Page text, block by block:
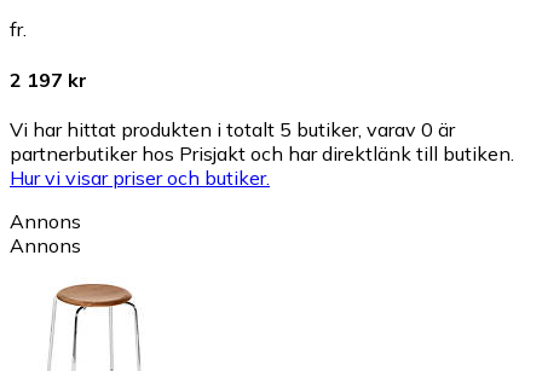
fr.
2 197 kr
Vi har hittat produkten i totalt 5 butiker, varav 0 är
partnerbutiker hos Prisjakt och har direktlänk till butiken.
Hur vi visar priser och butiker.
Annons
Annons